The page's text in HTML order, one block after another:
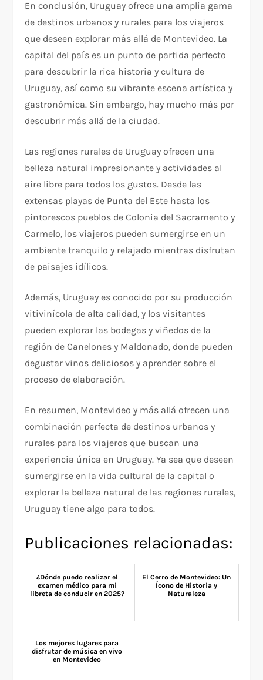
En conclusión, Uruguay ofrece una amplia gama
de destinos urbanos y rurales para los viajeros
que deseen explorar más allá de Montevideo. La
capital del país es un punto de partida perfecto
para descubrir la rica historia y cultura de
Uruguay, así como su vibrante escena artística y
gastronómica. Sin embargo, hay mucho más por
descubrir más allá de la ciudad.
Las regiones rurales de Uruguay ofrecen una
belleza natural impresionante y actividades al
aire libre para todos los gustos. Desde las
extensas playas de Punta del Este hasta los
pintorescos pueblos de Colonia del Sacramento y
Carmelo, los viajeros pueden sumergirse en un
ambiente tranquilo y relajado mientras disfrutan
de paisajes idílicos.
Además, Uruguay es conocido por su producción
vitivinícola de alta calidad, y los visitantes
pueden explorar las bodegas y viñedos de la
región de Canelones y Maldonado, donde pueden
degustar vinos deliciosos y aprender sobre el
proceso de elaboración.
En resumen, Montevideo y más allá ofrecen una
combinación perfecta de destinos urbanos y
rurales para los viajeros que buscan una
experiencia única en Uruguay. Ya sea que deseen
sumergirse en la vida cultural de la capital o
explorar la belleza natural de las regiones rurales,
Uruguay tiene algo para todos.
Publicaciones relacionadas:
¿Dónde puedo realizar el
examen médico para mi
libreta de conducir en 2025?
El Cerro de Montevideo: Un
Ícono de Historia y
Naturaleza
Los mejores lugares para
disfrutar de música en vivo
en Montevideo